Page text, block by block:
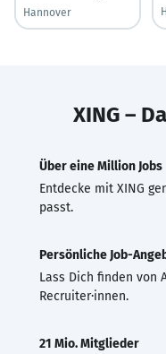
Hannover
XING –
Über eine Million Jobs
Entdecke mit XING
passt.
Persönliche Job-
Lass Dich finden von
Recruiter·innen.
21 Mio. Mitglieder